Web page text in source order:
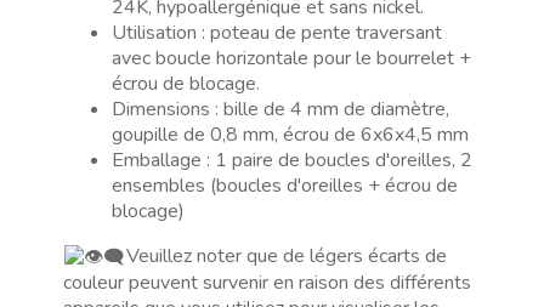
24K
+
de
cierre
24K, hypoallergénique et sans nickel.
Utilisation : poteau de pente traversant
avec boucle horizontale pour le bourrelet +
écrou de blocage.
Dimensions : bille de 4 mm de diamètre,
goupille de 0,8 mm, écrou de 6x6x4,5 mm
Emballage : 1 paire de boucles d'oreilles, 2
ensembles (boucles d'oreilles + écrou de
blocage)
Veuillez noter que de légers écarts de
couleur peuvent survenir en raison des différents